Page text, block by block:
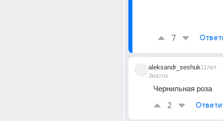
7
aleksandr_seshuk
Знаток
11лет
Чернильная роза
2